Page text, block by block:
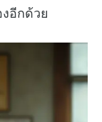
อีกด้วย